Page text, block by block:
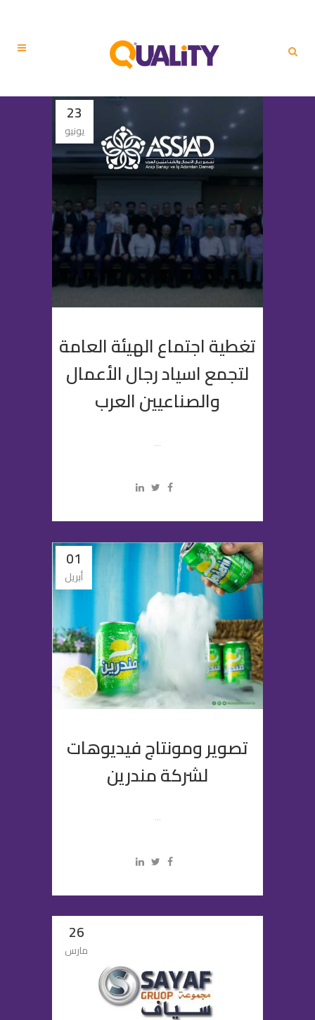
23
يونيو
تغطية اجتماع الهيئة العامة
لتجمع اسياد رجال الأعمال
والصناعيين العرب
...
01
أبريل
تصوير ومونتاج فيديوهات
لشركة مندرين
...
26
مارس